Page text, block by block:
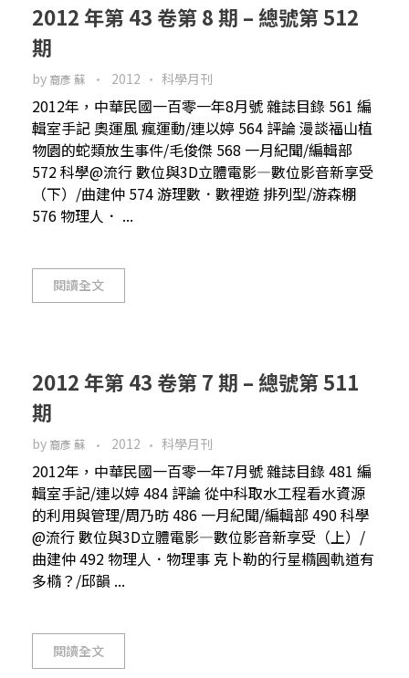
2012 年第 43 卷第 8 期 – 總號第 512
期
by 裔彥 蘇 2012 科學月刊
2012年，中華民國一百零一年8月號 雜誌目錄 561 編
輯室手記 奧運風 瘋運動/連以婷 564 評論 漫談福山植
物園的蛇類放生事件/毛俊傑 568 一月紀聞/編輯部
572 科學@流行 數位與3D立體電影—數位影音新享受
（下）/曲建仲 574 游理數．數裡遊 排列型/游森棚
576 物理人． ...
閱讀全文
2012 年第 43 卷第 7 期 – 總號第 511
期
by 裔彥 蘇 2012 科學月刊
2012年，中華民國一百零一年7月號 雜誌目錄 481 編
輯室手記/連以婷 484 評論 從中科取水工程看水資源
的利用與管理/周乃昉 486 一月紀聞/編輯部 490 科學
@流行 數位與3D立體電影—數位影音新享受（上）/
曲建仲 492 物理人．物理事 克卜勒的行星橢圓軌道有
多橢？/邱韻 ...
閱讀全文